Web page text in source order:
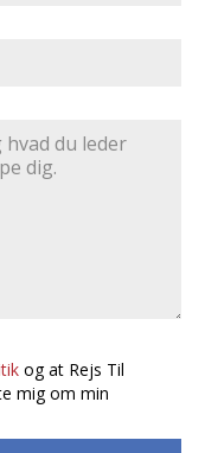
og at Rejs Til
mig om min